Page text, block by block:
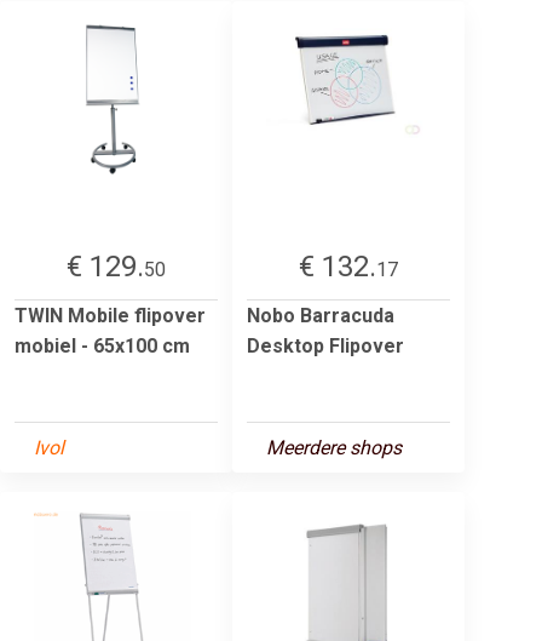
€ 129.50
TWIN Mobile flipover
mobiel - 65x100 cm
Ivol
€ 132.17
Nobo Barracuda
Desktop Flipover
Meerdere shops